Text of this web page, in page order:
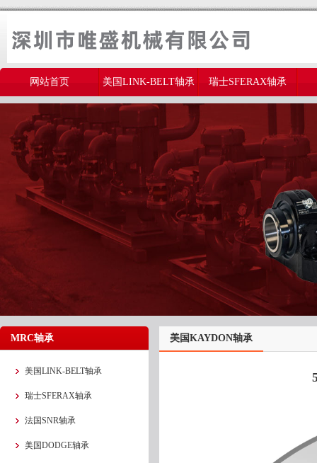
网站首页 美国LINK-BELT轴承 瑞士SFERAX轴承
美国THOMSON轴承
MRC轴承
美国LINK-BELT轴承
瑞士SFERAX轴承
法国SNR轴承
美国DODGE轴承
美国KAYDON轴承